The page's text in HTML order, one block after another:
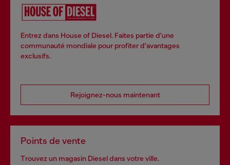
Entrez dans House of Diesel. Faites partie d'une
communauté mondiale pour profiter d'avantages
exclusifs.
Rejoignez-nous maintenant
Points de vente
Trouvez un magasin Diesel dans votre ville.